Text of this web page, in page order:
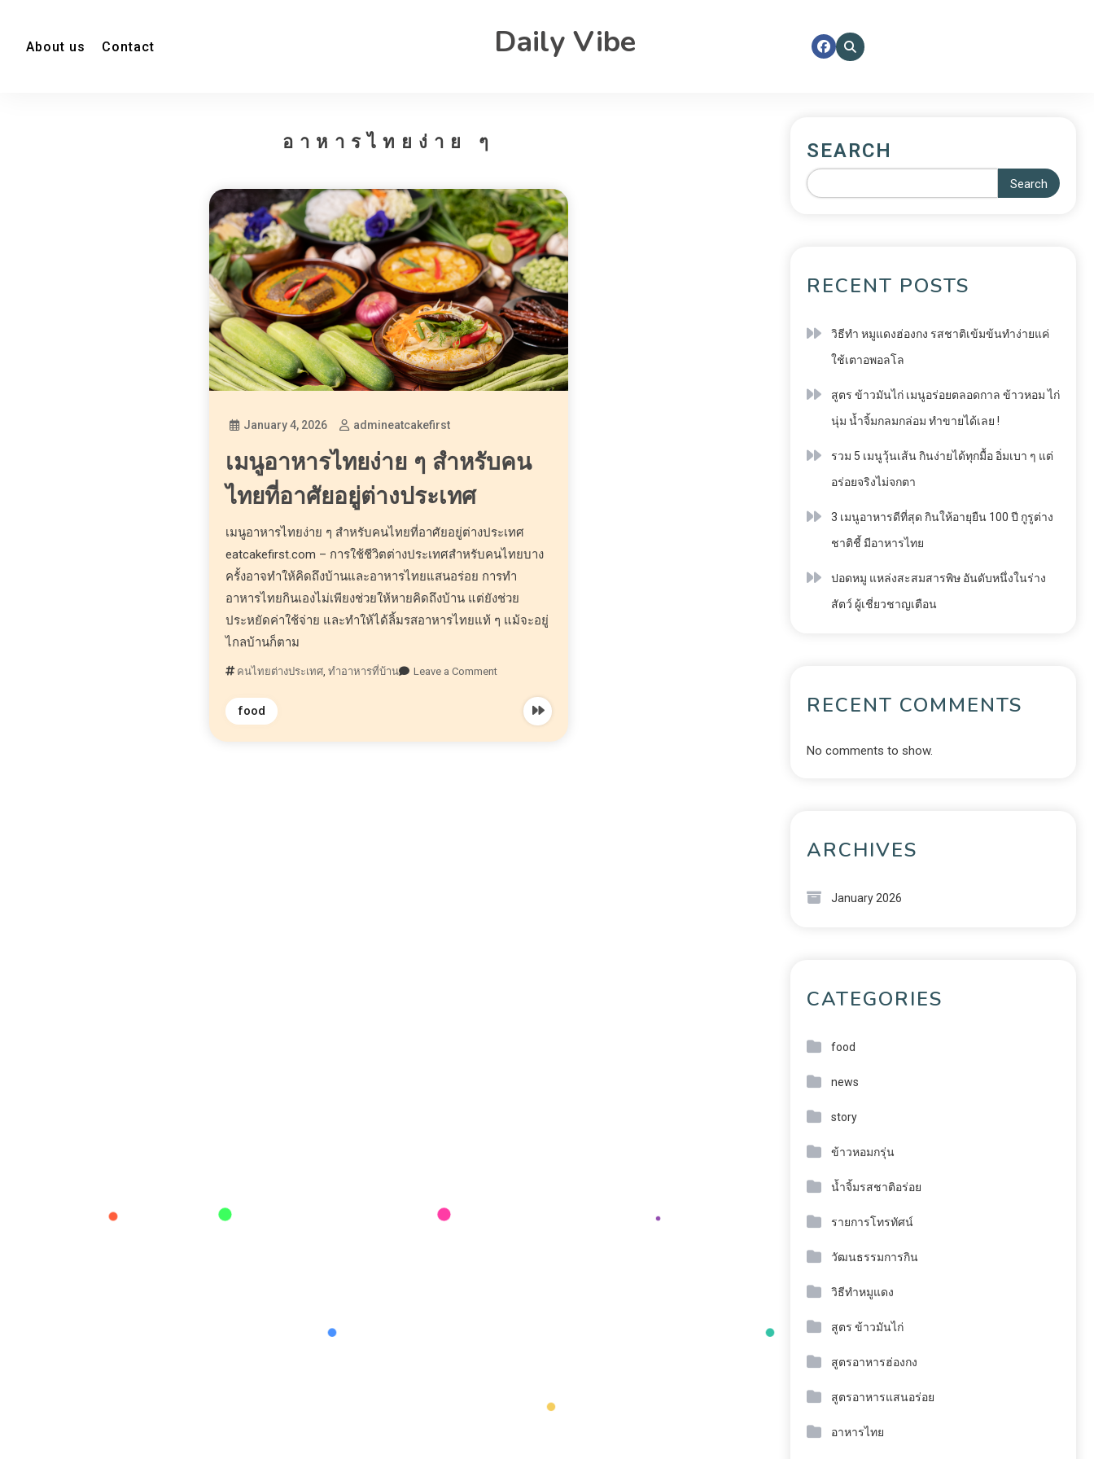
About us Contact Daily Vibe
อาหารไทยง่าย ๆ
January 4, 2026 admineatcakefirst
เมนูอาหารไทยง่าย ๆ สำหรับคน
ไทยที่อาศัยอยู่ต่างประเทศ
เมนูอาหารไทยง่าย ๆ สำหรับคนไทยที่อาศัยอยู่ต่างประเทศ
eatcakefirst.com – การใช้ชีวิตต่างประเทศสำหรับคนไทยบาง
ครั้งอาจทำให้คิดถึงบ้านและอาหารไทยแสนอร่อย การทำ
อาหารไทยกินเองไม่เพียงช่วยให้หายคิดถึงบ้าน แต่ยังช่วย
ประหยัดค่าใช้จ่าย และทำให้ได้ลิ้มรสอาหารไทยแท้ ๆ แม้จะอยู่
ไกลบ้านก็ตาม
คนไทยต่างประเทศ ,ทำอาหารที่บ้าน Leave a Comment
food
SEARCH
Search
RECENT POSTS
วิธีทำ หมูแดงฮ่องกง รสชาติเข้มข้นทำง่ายแค่
ใช้เตาอพอลโล
สูตร ข้าวมันไก่ เมนูอร่อยตลอดกาล ข้าวหอม ไก่
นุ่ม น้ำจิ้มกลมกล่อม ทำขายได้เลย !
รวม 5 เมนูวุ้นเส้น กินง่ายได้ทุกมื้อ อิ่มเบา ๆ แต่
อร่อยจริงไม่จกตา
3 เมนูอาหารดีที่สุด กินให้อายุยืน 100 ปี กูรูต่าง
ชาติชี้ มีอาหารไทย
ปอดหมู แหล่งสะสมสารพิษ อันดับหนึ่งในร่าง
สัตว์ ผู้เชี่ยวชาญเตือน
RECENT COMMENTS
No comments to show.
ARCHIVES
January 2026
CATEGORIES
food
news
story
ข้าวหอมกรุ่น
น้ำจิ้มรสชาติอร่อย
รายการโทรทัศน์
วัฒนธรรมการกิน
วิธีทำหมูแดง
สูตร ข้าวมันไก่
สูตรอาหารฮ่องกง
สูตรอาหารแสนอร่อย
อาหารไทย